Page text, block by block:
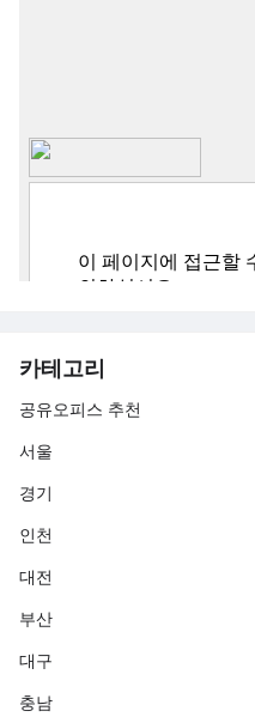
카테고리
공유오피스 추천
서울
경기
인천
대전
부산
대구
충남